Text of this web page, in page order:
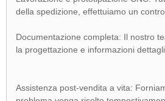
della spedizione, effettuiamo un
Documentazione completa: Il nostro
la progettazione e informazioni
Assistenza post-vendita a vita: